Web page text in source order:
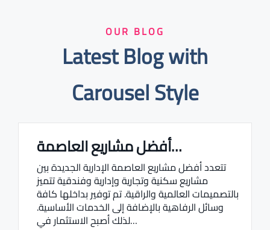
OUR BLOG
Latest Blog with
Carousel Style
Real estate Estate ville أفضل مشاريع العاصمة…
تتعدد أفضل مشاريع العاصمة الإدارية الجديدة بين
مشاريع سكنية وتجارية وإدارية وفندقية تتميز
بالتصميمات العالمية والراقية. تم توفير بداخلها كافة
وسائل الرفاهية بالإضافة إلى الخدمات الأساسية.
لذلك أصبح الاستثمار في…